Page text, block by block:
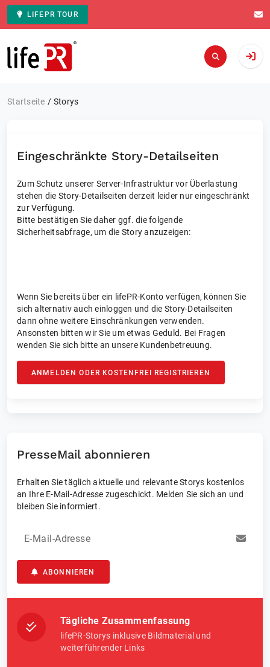
LIFEPR TOUR
Zur Startseite
Startseite Storys
Eingeschränkte Story-Detailseiten
Zum Schutz unserer Server-Infrastruktur vor Überlastung
stehen die Story-Detailseiten derzeit leider nur eingeschränkt
zur Verfügung.
Bitte bestätigen Sie daher ggf. die folgende
Sicherheitsabfrage, um die Story anzuzeigen:
Wenn Sie bereits über ein lifePR-Konto verfügen, können Sie
sich alternativ auch einloggen und die Story-Detailseiten
dann ohne weitere Einschränkungen verwenden.
Ansonsten bitten wir Sie um etwas Geduld. Bei Fragen
wenden Sie sich bitte an unsere Kundenbetreuung.
ANMELDEN ODER KOSTENFREI REGISTRIEREN
PresseMail abonnieren
Erhalten Sie täglich aktuelle und relevante Storys kostenlos
an Ihre E-Mail-Adresse zugeschickt. Melden Sie sich an und
bleiben Sie informiert.
E-Mail-Adresse
ABONNIEREN
Tägliche Zusammenfassung
lifePR-Storys inklusive Bildmaterial und
weiterführender Links